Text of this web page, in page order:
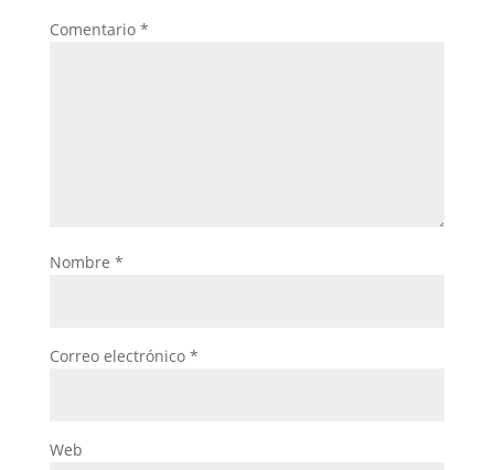
Comentario *
Nombre *
Correo electrónico *
Web